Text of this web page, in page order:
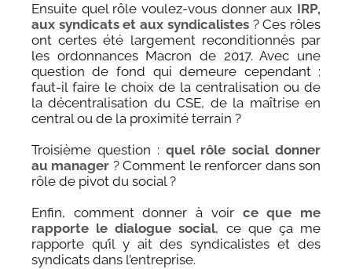
Ensuite quel rôle voulez-vous donner aux IRP,
aux syndicats et aux syndicalistes? Ces rôles
ont certes été largement reconditionnés par
les ordonnances Macron de 2017. Avec une
question de fond qui demeure cependant :
faut-il faire le choix de la centralisation ou de
la décentralisation du CSE, de la maîtrise en
central ou de la proximité terrain ?
Troisième question : quel rôle social donner
au manager ? Comment le renforcer dans son
rôle de pivot du social ?
Enfin, comment donner à voir ce que me
rapporte le dialogue social, ce que ça me
rapporte qu’il y ait des syndicalistes et des
syndicats dans l’entreprise.